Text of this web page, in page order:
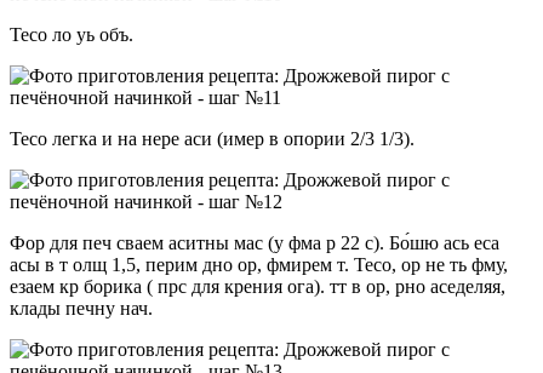
Тесо ло уь объ.
Тесо легка и на нере аси (имер в опории 2/3 1/3).
Фор для печ сваем аситны мас (у фма р 22 с). Бо́шю ась еса
асы в т олщ 1,5, перим дно ор, фмирем т. Тесо, ор не ть фму,
езаем кр борика ( прс для крения ога). тт в ор, рно аседеляя,
клады печну нач.